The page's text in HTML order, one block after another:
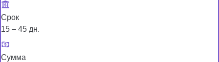
Срок
15 – 45 дн.
Сумма